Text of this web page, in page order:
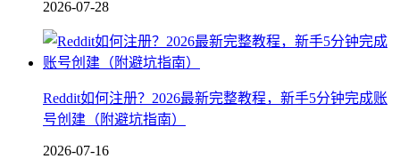
2026-07-28
Reddit如何注册？2026最新完整教程，新手5分钟完成账
号创建（附避坑指南）
2026-07-16